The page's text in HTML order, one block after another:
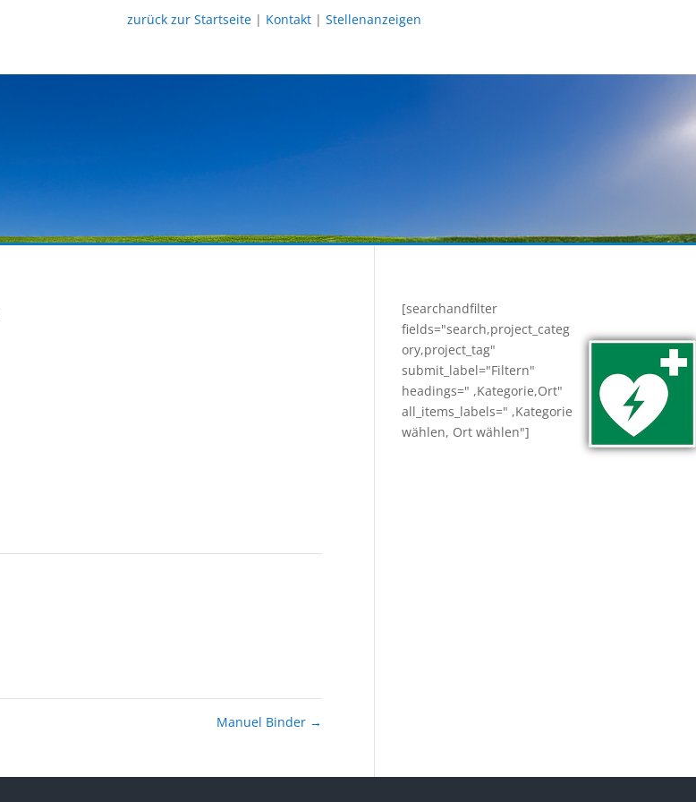
zurück zur Startseite | Kontakt |Stellenanzeigen
Manuel Binder →
[searchandfilter
fields="search,project_categ
ory,project_tag"
submit_label="Filtern"
headings=" ,Kategorie,Ort"
all_items_labels=" ,Kategorie
wählen, Ort wählen"]